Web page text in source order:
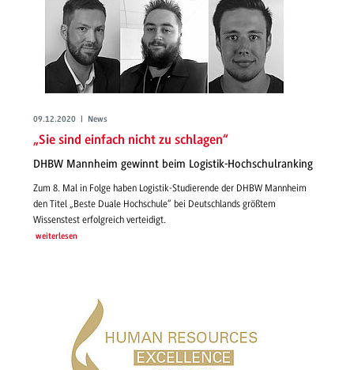
09.12.2020 | News
„Sie sind einfach nicht zu schlagen“
DHBW Mannheim gewinnt beim Logistik-Hochschulranking
Zum 8. Mal in Folge haben Logistik-Studierende der DHBW Mannheim
den Titel „Beste Duale Hochschule“ bei Deutschlands größtem
Wissenstest erfolgreich verteidigt.
weiterlesen